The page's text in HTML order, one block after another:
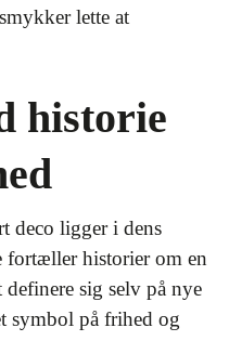
lette at
historie
deco ligger i dens
fortæller historier om en
sig selv på nye
symbol på frihed og